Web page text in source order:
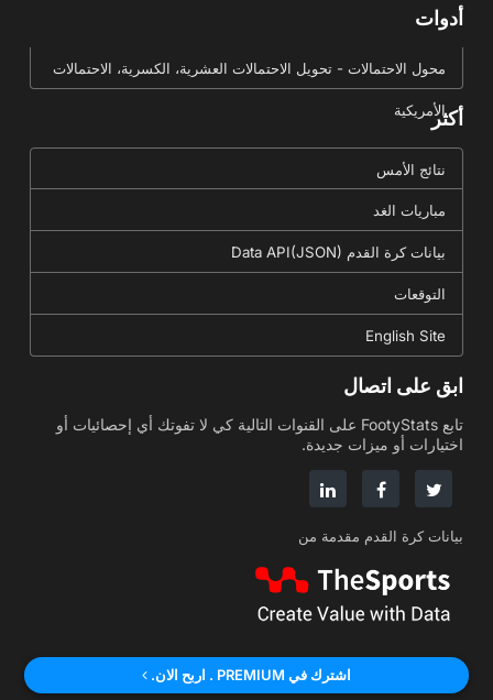
أدوات
محول الاحتمالات - تحويل الاحتمالات العشرية، الكسرية، الاحتمالات
الأمريكيةأكثر
نتائج الأمس
مباريات الغد
بيانات كرة القدم Data API(JSON)
التوقعات
English Site
ابق على اتصال
تابع FootyStats على القنوات التالية كي لا تفوتك أي إحصائيات أو
اختيارات أو ميزات جديدة.
بيانات كرة القدم مقدمة من
Turkish
اشترك في PREMIUM . اربح الان.